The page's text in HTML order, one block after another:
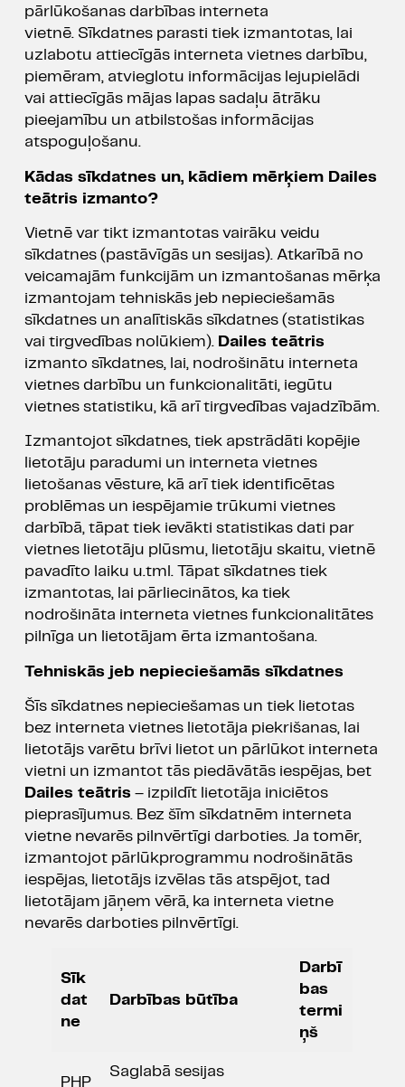
pārlūkošanas darbības interneta
vietnē. Sīkdatnes parasti tiek izmantotas, lai
uzlabotu attiecīgās interneta vietnes darbību,
piemēram, atvieglotu informācijas lejupielādi
vai attiecīgās mājas lapas sadaļu ātrāku
pieejamību un atbilstošas informācijas
atspoguļošanu.
Kādas sīkdatnes un, kādiem mērķiem Dailes
teātris izmanto?
Vietnē var tikt izmantotas vairāku veidu
sīkdatnes (pastāvīgās un sesijas). Atkarībā no
veicamajām funkcijām un izmantošanas mērķa
izmantojam tehniskās jeb nepieciešamās
sīkdatnes un analītiskās sīkdatnes (statistikas
vai tirgvedības nolūkiem). Dailes teātris
izmanto sīkdatnes, lai, nodrošinātu interneta
vietnes darbību un funkcionalitāti, iegūtu
vietnes statistiku, kā arī tirgvedības vajadzībām.
Izmantojot sīkdatnes, tiek apstrādāti kopējie
lietotāju paradumi un interneta vietnes
lietošanas vēsture, kā arī tiek identificētas
problēmas un iespējamie trūkumi vietnes
darbībā, tāpat tiek ievākti statistikas dati par
vietnes lietotāju plūsmu, lietotāju skaitu, vietnē
pavadīto laiku u.tml. Tāpat sīkdatnes tiek
izmantotas, lai pārliecinātos, ka tiek
nodrošināta interneta vietnes funkcionalitātes
pilnīga un lietotājam ērta izmantošana.
Tehniskās jeb nepieciešamās sīkdatnes
Šīs sīkdatnes nepieciešamas un tiek lietotas
bez interneta vietnes lietotāja piekrišanas, lai
lietotājs varētu brīvi lietot un pārlūkot interneta
vietni un izmantot tās piedāvātās iespējas, bet
Dailes teātris– izpildīt lietotāja iniciētos
pieprasījumus. Bez šīm sīkdatnēm interneta
vietne nevarēs pilnvērtīgi darboties. Ja tomēr,
izmantojot pārlūkprogrammu nodrošinātās
iespējas, lietotājs izvēlas tās atspējot, tad
lietotājam jāņem vērā, ka interneta vietne
nevarēs darboties pilnvērtīgi.
Sīk
dat
ne
Darbības būtība
Darbī
bas
termi
ņš
PHP
Saglabā sesijas